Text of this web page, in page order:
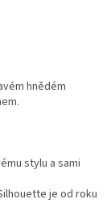
hnědém
stylu a sami
je od roku